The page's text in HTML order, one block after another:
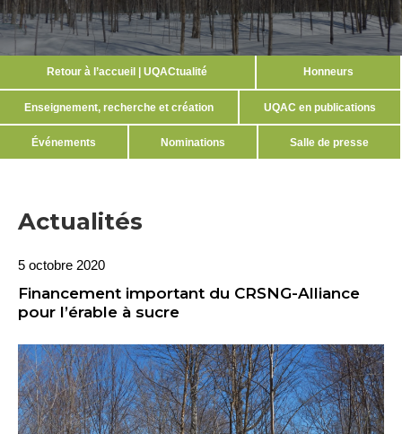
Retour à l’accueil | UQACtualité Honneurs
Enseignement, recherche et création UQAC en publications
Événements Nominations Salle de presse
Actualités
5 octobre 2020
Financement important du CRSNG-Alliance
pour l’érable à sucre